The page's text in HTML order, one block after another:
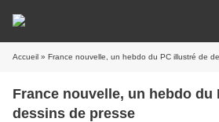
Accueil » France nouvelle, un hebdo du PC illustré de
France nouvelle, un hebdo du
dessins de presse